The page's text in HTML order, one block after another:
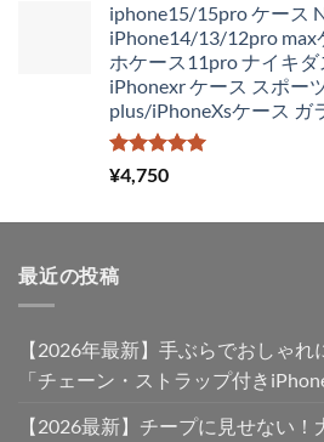
価
格
は
¥4,250
で
し
の
価
格
は
¥2,980
iphone15/15pro ケース
iPhone14/13/12pro max
ホケース11pro ナイキ
iPhonexr ケース スポー
plus/iPhoneXsケース ガ
5段階中
5.00
¥4,750
最近の投稿
【2026年最新】手ぶらでおしゃ
「チェーン・ストラップ付き
【2026最新】チープに見せない